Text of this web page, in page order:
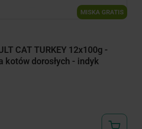
MISKA GRATIS
CAT TURKEY 12x100g -
kotów dorosłych - indyk